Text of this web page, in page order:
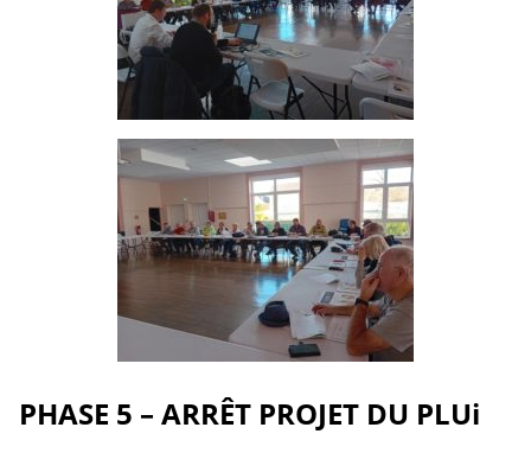
PHASE 5 – ARRÊT PROJET DU PLUi